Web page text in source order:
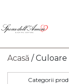
Acasă / Culoare
Categorii